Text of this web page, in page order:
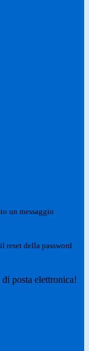
un messaggio
reset della password
posta elettronica!